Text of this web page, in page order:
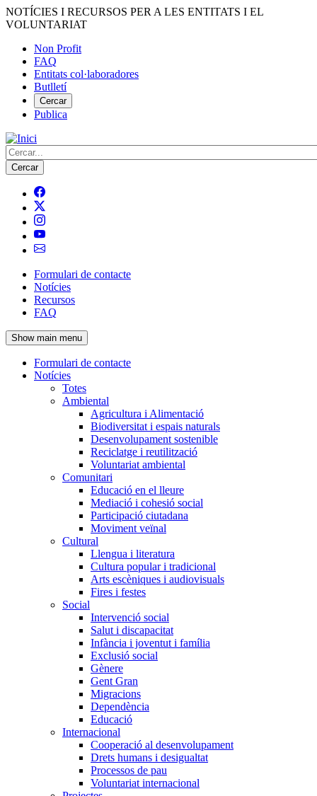
Vés
al
NOTÍCIES I RECURSOS PER A LES ENTITATS I EL
VOLUNTARIAT
Menú
del
compte
d'usuari
Non Profit
FAQ
Entitats col·laboradores
Butlletí
Cercar
Publica
Cerca
Navegació
principal
de
l'encapçalament
Formulari de contacte
Notícies
Recursos
FAQ
Show main menu
Navegació
principal
Formulari de contacte
Notícies
Totes
Ambiental
Agricultura i Alimentació
Biodiversitat i espais naturals
Desenvolupament sostenible
Reciclatge i reutilització
Voluntariat ambiental
Comunitari
Educació en el lleure
Mediació i cohesió social
Participació ciutadana
Moviment veïnal
Cultural
Llengua i literatura
Cultura popular i tradicional
Arts escèniques i audiovisuals
Fires i festes
Social
Intervenció social
Salut i discapacitat
Infància i joventut i família
Exclusió social
Gènere
Gent Gran
Migracions
Dependència
Educació
Internacional
Cooperació al desenvolupament
Drets humans i desigualtat
Processos de pau
Voluntariat internacional